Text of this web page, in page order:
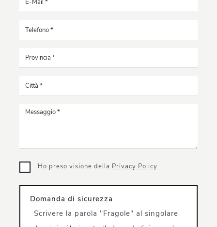
Ho preso visione della Privacy Policy
Domanda di sicurezza
Scrivere la parola "Fragole" al singolare